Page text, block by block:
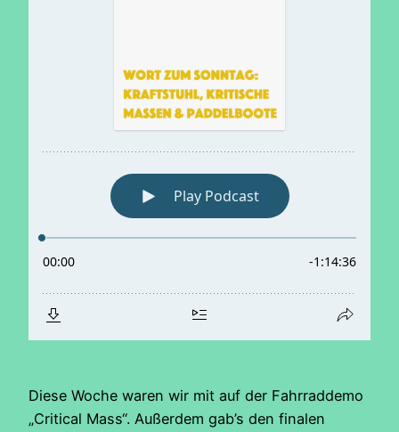
Diese Woche waren wir mit auf der Fahrraddemo
„Critical Mass“. Außerdem gab’s den finalen